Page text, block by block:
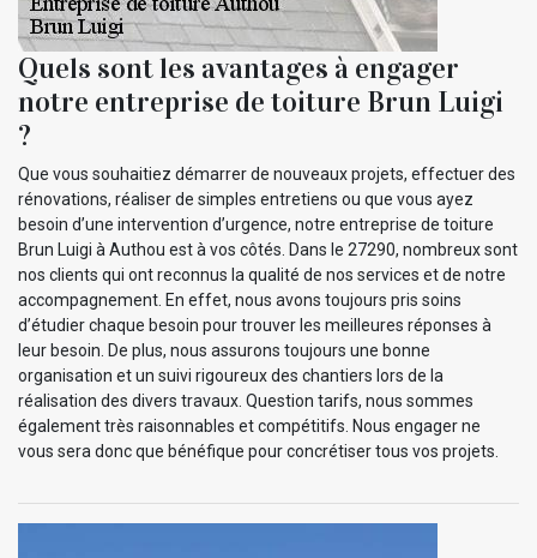
Quels sont les avantages à engager
notre entreprise de toiture Brun Luigi
?
Que vous souhaitiez démarrer de nouveaux projets, effectuer des
rénovations, réaliser de simples entretiens ou que vous ayez
besoin d’une intervention d’urgence, notre entreprise de toiture
Brun Luigi à Authou est à vos côtés. Dans le 27290, nombreux sont
nos clients qui ont reconnus la qualité de nos services et de notre
accompagnement. En effet, nous avons toujours pris soins
d’étudier chaque besoin pour trouver les meilleures réponses à
leur besoin. De plus, nous assurons toujours une bonne
organisation et un suivi rigoureux des chantiers lors de la
réalisation des divers travaux. Question tarifs, nous sommes
également très raisonnables et compétitifs. Nous engager ne
vous sera donc que bénéfique pour concrétiser tous vos projets.